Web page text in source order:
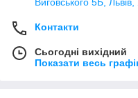
Контакти
Сьогодні вихідний
Показати весь